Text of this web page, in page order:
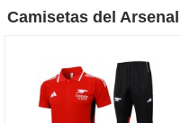
Camisetas del Arsenal